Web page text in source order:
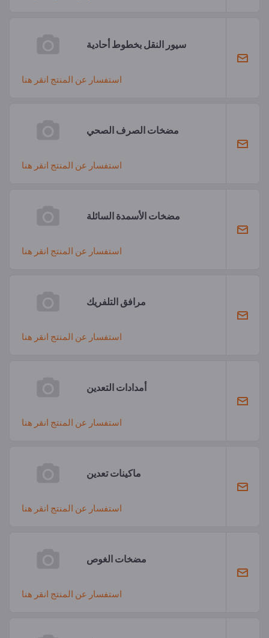
سيور النقل بخطوط أحادية
استفسار عن المنتج انقر هنا
مضخات الصرف الصحي
استفسار عن المنتج انقر هنا
مضخات الأسمدة السائلة
استفسار عن المنتج انقر هنا
مرافق التلفريك
استفسار عن المنتج انقر هنا
أمدادات التعدين
استفسار عن المنتج انقر هنا
ماكينات تعدين
استفسار عن المنتج انقر هنا
مضخات الغوص
استفسار عن المنتج انقر هنا